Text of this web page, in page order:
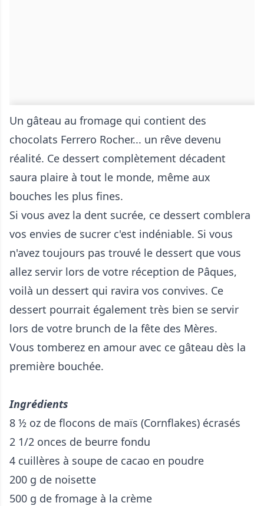
Un gâteau au fromage qui contient des
chocolats Ferrero Rocher... un rêve devenu
réalité. Ce dessert complètement décadent
saura plaire à tout le monde, même aux
bouches les plus fines.
Si vous avez la dent sucrée, ce dessert comblera
vos envies de sucrer c'est indéniable. Si vous
n'avez toujours pas trouvé le dessert que vous
allez servir lors de votre réception de Pâques,
voilà un dessert qui ravira vos convives. Ce
dessert pourrait également très bien se servir
lors de votre brunch de la fête des Mères.
Vous tomberez en amour avec ce gâteau dès la
première bouchée.
Ingrédients
8 ½ oz de flocons de maïs (Cornflakes) écrasés
2 1/2 onces de beurre fondu
4 cuillères à soupe de cacao en poudre
200 g de noisette
500 g de fromage à la crème